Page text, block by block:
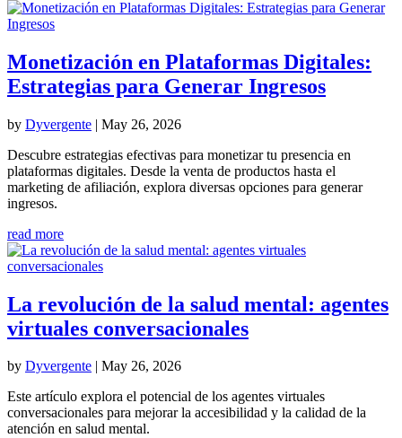
Monetización en Plataformas Digitales:
Estrategias para Generar Ingresos
by Dyvergente | May 26, 2026
Descubre estrategias efectivas para monetizar tu presencia en
plataformas digitales. Desde la venta de productos hasta el
marketing de afiliación, explora diversas opciones para generar
ingresos.
read more
La revolución de la salud mental: agentes
virtuales conversacionales
by Dyvergente | May 26, 2026
Este artículo explora el potencial de los agentes virtuales
conversacionales para mejorar la accesibilidad y la calidad de la
atención en salud mental.